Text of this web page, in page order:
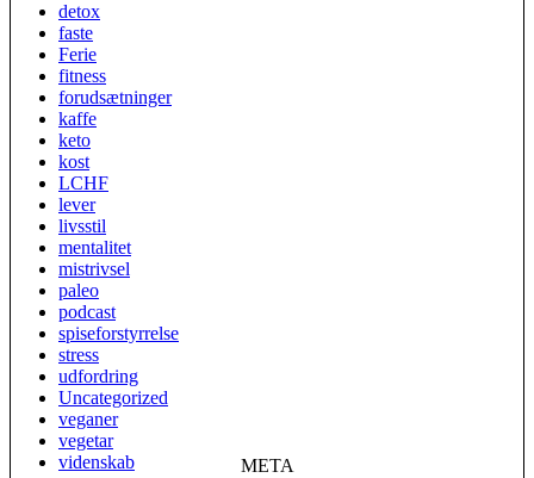
detox
faste
Ferie
fitness
forudsætninger
kaffe
keto
kost
LCHF
lever
livsstil
mentalitet
mistrivsel
paleo
podcast
spiseforstyrrelse
stress
udfordring
Uncategorized
veganer
vegetar
videnskab
META